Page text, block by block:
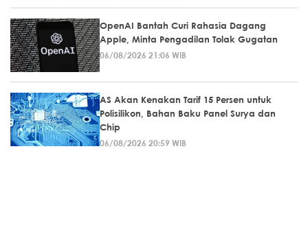
OpenAI Bantah Curi Rahasia Dagang
Apple, Minta Pengadilan Tolak Gugatan
06/08/2026 21:06 WIB
AS Akan Kenakan Tarif 15 Persen untuk
Polisilikon, Bahan Baku Panel Surya dan
Chip
06/08/2026 20:59 WIB